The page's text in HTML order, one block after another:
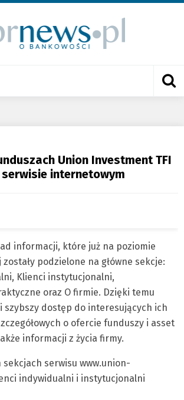
Union Investment TFI
serwisie internetowym
informacji, które już na poziomie
podzielone na główne sekcje:
Klienci instytucjonalni,
oraz O firmie. Dzięki temu
szybszy dostęp do interesujących ich
o ofercie funduszy i asset
informacji z życia firmy.
sekcjach serwisu www.union-
indywidualni i instytucjonalni